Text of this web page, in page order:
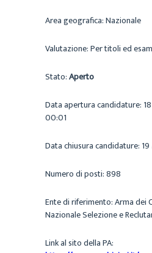
Area geografica:Nazionale
Valutazione:Per titoli ed
Stato:Aperto
Data apertura candidature:
00:01
Data chiusura candidature:
Numero di posti:898
Ente di riferimento:Arma dei
Nazionale Selezione e
Link al sito della PA: